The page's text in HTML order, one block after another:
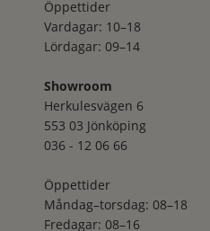
Öppettider
Vardagar: 10–18
Lördagar: 09–14
Showroom
Herkulesvägen 6
553 03 Jönköping
036 - 12 06 66
Öppettider
Måndag–torsdag: 08–18
Fredagar: 08–16